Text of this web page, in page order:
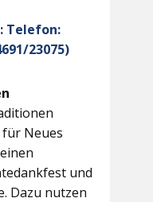
Telefon:
23075)
für Neues
und
Dazu nutzen